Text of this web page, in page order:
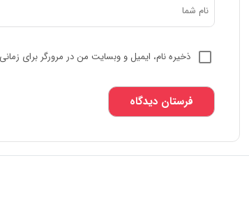
ذخیره نام، ایمیل و وبسایت من در مرورگر برای